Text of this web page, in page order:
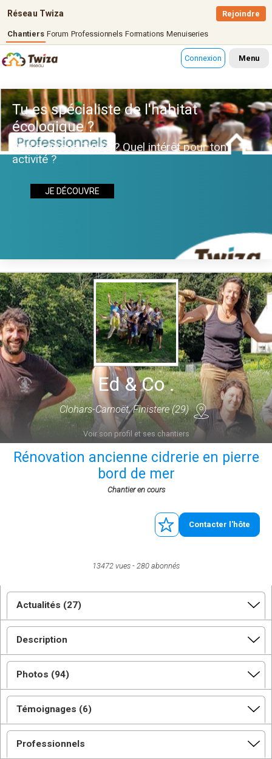
Réseau Twiza
Chantiers Forum Professionnels Formations Menuiseries
Rejoindre
Connexion Menu
Tu es spécialiste de l'habitat
écologique ?
Que propose Twiza ? Quel intérêt pour ton
activité ?
JE DÉCOUVRE
Ed & Co .
Clohars-Carnoët, Finistere (29)
Voir son profil et ses chantiers
Rénovation ancienne cidrerie en pierre
bord de mer
Chantier en cours
Contacter l'hôte
13472 vues 280 abonnés
Actualités (27)
Description
Photos (94)
Témoignages (6)
Professionnels